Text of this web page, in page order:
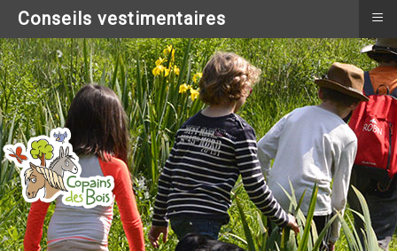
Conseils vestimentaires ≡